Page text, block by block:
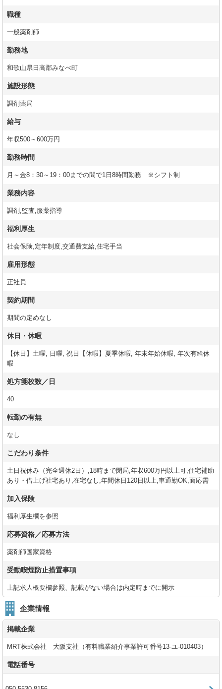
職種
一般薬剤師
勤務地
和歌山県日高郡みなべ町
施設形態
調剤薬局
給与
年収500～600万円
勤務時間
月～金8：30～19：00までの間で1日8時間勤務 ※シフト制
業務内容
調剤,監査,服薬指導
福利厚生
社会保険,定年制度,交通費支給,住宅手当
雇用形態
正社員
契約期間
期間の定めなし
休日・休暇
【休日】土曜, 日曜, 祝日【休暇】夏季休暇, 年末年始休暇, 年次有給休
暇
処方箋枚数／日
40
転勤の有無
なし
こだわり条件
土日祝休み（完全週休2日）,18時まで閉局,年収600万円以上可,住宅補助
あり・借上げ社宅あり,在宅なし,年間休日120日以上,車通勤OK,面応需
加入保険
福利厚生欄を参照
応募資格／応募方法
薬剤師国家資格
受動喫煙防止措置事項
上記求人概要欄参照、記載がない場合は内定時までに開示
企業情報
掲載企業
MRT株式会社 大阪支社（有料職業紹介事業許可番号13-ユ-010403）
電話番号